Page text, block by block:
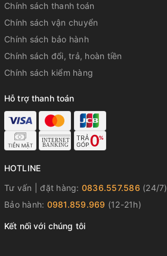
Chính sách thanh toán
Chính sách vận chuyển
Chính sách bảo hành
Chính sách đổi, trả, hoàn tiền
Chính sách kiểm hàng
Hỗ trợ thanh toán
HOTLINE
Tư vấn | đặt hàng: 0836.557.586 (24/7)
Bảo hành: 0981.859.969 (12-21h)
Kết nối với chúng tôi